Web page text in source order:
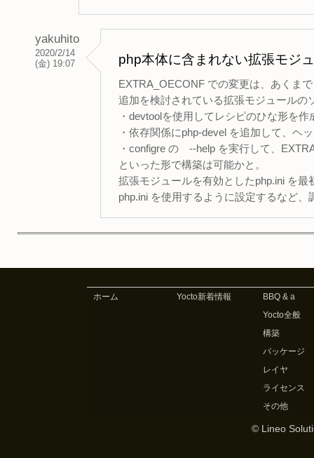
yakuhito
2020/2/14
(金) 19:07
php本体に含まれない拡張モジ
EXTRA_OECONF での変更は、あくま
追加を検討されている拡張モジュールの
・devtoolを使用してレシピのひな形を作
・依存関係にphp-devel を追加して、ヘ
・configre の --help を実行して、
といった形で構築は可能かと。
拡張モジュールを有効としたphp.ini を
php.ini を使用するように設定するなど
ホーム Yocto新着情報
BBQ & a
Yocto全般
構築
パッケージ
レイヤ
ライセンス
その他
© Lineo